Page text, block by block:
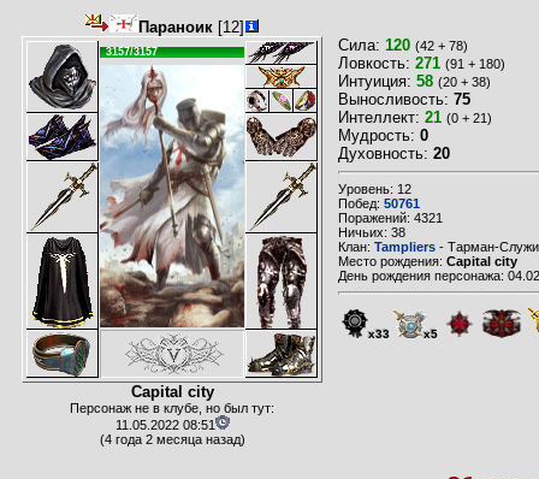
Параноик [12]
3157/3157
Capital city
Персонаж не в клубе, но был тут:
11.05.2022 08:51
(4 года 2 месяца назад)
Сила: 120 (42 + 78)
Ловкость: 271 (91 + 180)
Интуиция: 58 (20 + 38)
Выносливость: 75
Интеллект: 21 (0 + 21)
Мудрость: 0
Духовность: 20
Уровень: 12
Побед: 50761
Поражений: 4321
Ничьих: 38
Клан: Tampliers - Тарман-
Место рождения: Capital city
День рождения персонажа:
x33 x5